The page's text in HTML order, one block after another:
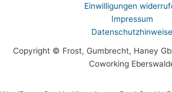
Einwilligungen
Impressum
Datenschutzhinweise
Copyright © Frost, Gumbrecht, Haney
Coworking